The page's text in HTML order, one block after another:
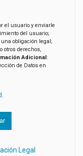
el usuario y enviarle
del usuario;
obligación legal;
otros derechos,
Adicional:
de Datos en
.
Legal